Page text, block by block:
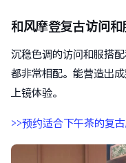
和风摩登复古访问和
沉稳色调的访问和服搭
都非常相配。能营造出
上镜体验。
>>预约适合下午茶的复